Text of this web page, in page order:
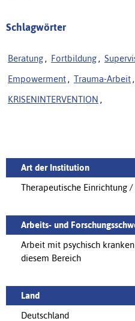
Schlagwörter
Beratung , Fortbildung ,
Empowerment , Trauma-Arbeit ,
KRISENINTERVENTION ,
Art der Institution
Therapeutische Einrichtung
Arbeits- und
Arbeit mit psychisch
diesem Bereich
Land
Deutschland